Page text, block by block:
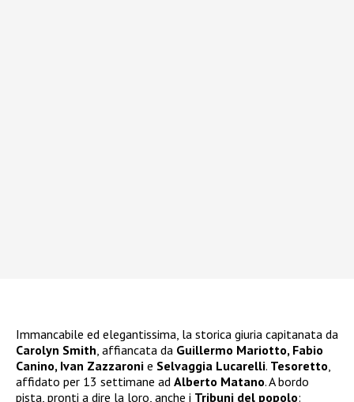
Immancabile ed elegantissima, la storica giuria capitanata da
Carolyn Smith, affiancata da Guillermo Mariotto, Fabio
Canino, Ivan Zazzaroni e Selvaggia Lucarelli. Tesoretto,
affidato per 13 settimane ad Alberto Matano. A bordo
pista, pronti a dire la loro, anche i Tribuni del popolo: